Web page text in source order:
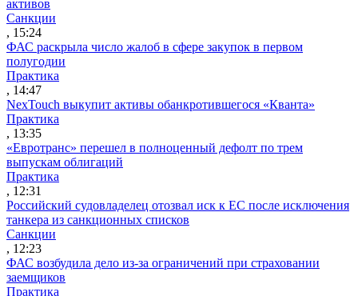
активов
Санкции
, 15:24
ФАС раскрыла число жалоб в сфере закупок в первом
полугодии
Практика
, 14:47
NexTouch выкупит активы обанкротившегося «Кванта»
Практика
, 13:35
«Евротранс» перешел в полноценный дефолт по трем
выпускам облигаций
Практика
, 12:31
Российский судовладелец отозвал иск к ЕС после исключения
танкера из санкционных списков
Санкции
, 12:23
ФАС возбудила дело из-за ограничений при страховании
заемщиков
Практика